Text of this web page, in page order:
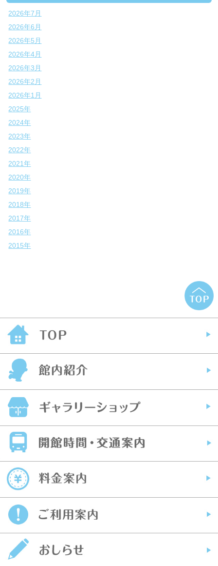
2026年7月
2026年6月
2026年5月
2026年4月
2026年3月
2026年2月
2026年1月
2025年
2024年
2023年
2022年
2021年
2020年
2019年
2018年
2017年
2016年
2015年